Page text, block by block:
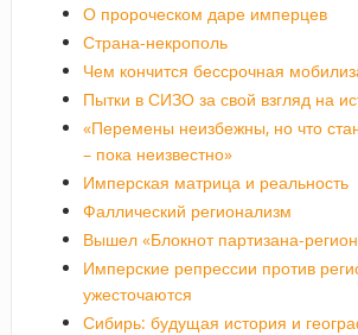
О пророческом даре имперцев
Страна-некрополь
Чем кончится бессрочная
Пытки в СИЗО за свой взгляд на
«Перемены неизбежны, но что
– пока неизвестно»
Имперская матрица и реальность
Фаллический регионализм
Вышел «Блокнот партизана-
Имперские репрессии против
ужесточаются
Сибирь: будущая история и